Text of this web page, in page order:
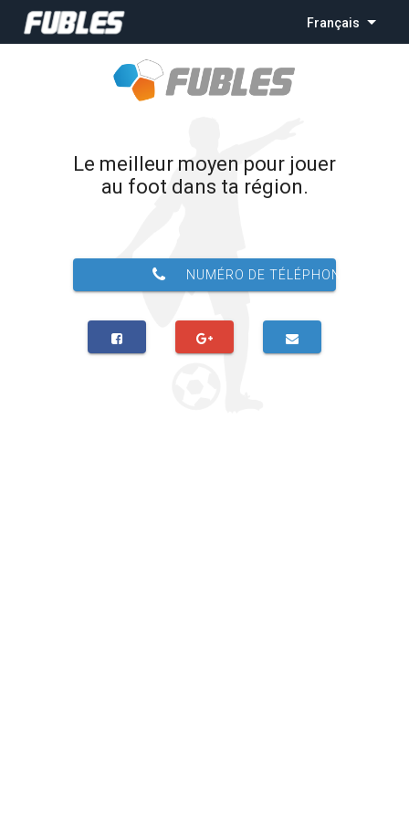
Français
Le meilleur moyen pour jouer
au foot dans ta région.
NUMÉRO DE TÉLÉPHONE